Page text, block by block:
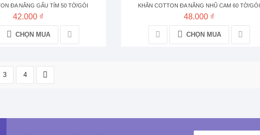
ĐA NĂNG GẤU TÍM 50 TỜ/GÓI
42.000 ₫
CHỌN MUA
KHĂN COTTON ĐA NĂNG NHŨ CAM 60 TỜ/GÓI
48.000 ₫
CHỌN MUA
3 4